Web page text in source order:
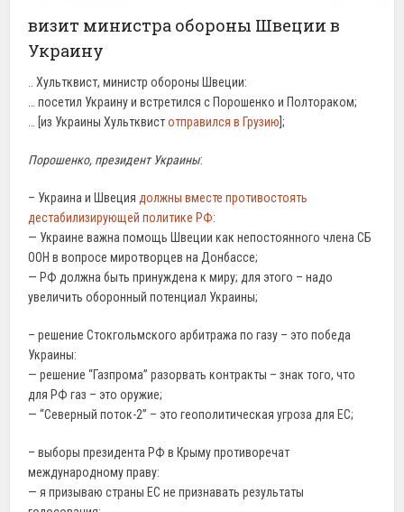
визит министра обороны Швеции в
Украину
.. Хультквист, министр обороны Швеции:
… посетил Украину и встретился с Порошенко и Полтораком;
… [из Украины Хультквистотправился в Грузию ];
Порошенко, президент Украины:
– Украина и Швеция должны вместе противостоять
дестабилизирующей политике РФ:
— Украине важна помощь Швеции как непостоянного члена СБ
ООН в вопросе миротворцев на Донбассе;
— РФ должна быть принуждена к миру; для этого – надо
увеличить оборонный потенциал Украины;
– решение Стокгольмского арбитража по газу – это победа
Украины:
— решение “Газпрома” разорвать контракты – знак того, что
для РФ газ – это оружие;
— “Северный поток-2” – это геополитическая угроза для ЕС;
– выборы президента РФ в Крыму противоречат
международному праву:
— я призываю страны ЕС не признавать результаты